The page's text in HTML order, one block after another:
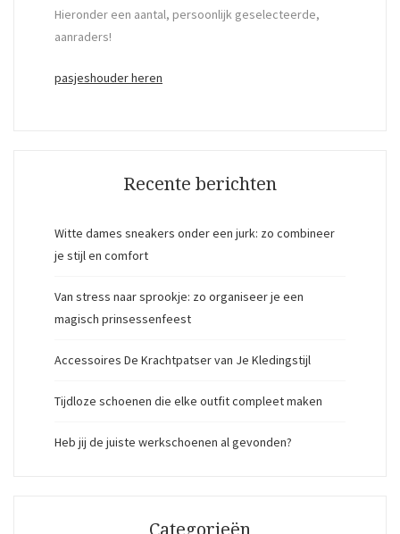
Hieronder een aantal, persoonlijk geselecteerde,
aanraders!
pasjeshouder heren
Recente berichten
Witte dames sneakers onder een jurk: zo combineer
je stijl en comfort
Van stress naar sprookje: zo organiseer je een
magisch prinsessenfeest
Accessoires De Krachtpatser van Je Kledingstijl
Tijdloze schoenen die elke outfit compleet maken
Heb jij de juiste werkschoenen al gevonden?